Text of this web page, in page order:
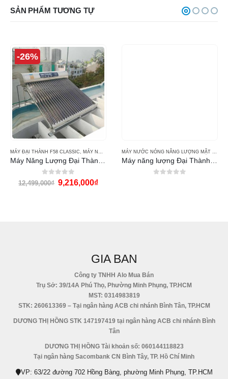
SẢN PHẨM TƯƠNG TỰ
ECO
-26%
MÁY ĐẠI THÀNH F58 CLASSIC, MÁY NƯỚC NÓNG NĂNG LƯỢNG MẶT TRỜI ĐẠI THÀNH
0out of 5
12,499,000₫ 9,216,000₫
MÁY NƯỚC NÓNG NĂNG LƯỢNG MẶT TRỜI ĐẠI THÀNH
GIA BAN
Công ty TNHH Alo Mua Bán
Trụ Sở: 39/14A Phú Thọ, Phường Minh Phụng, TP.HCM
MST: 0314983819
STK: 260613369 – Tại ngân hàng ACB chi nhánh Bình Tân, TP.HCM
DƯƠNG THỊ HỒNG STK 147197419 tại ngân hàng ACB chi nhánh Bình
Tân
DƯƠNG THỊ HỒNG Tài khoản số: 060144118823
Tại ngân hàng Sacombank CN Bình Tây, TP. Hồ Chí Minh
VP: 63/22 đường 702 Hồng Bàng, phường Minh Phụng, TP.HCM